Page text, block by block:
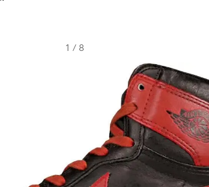
1 / 8